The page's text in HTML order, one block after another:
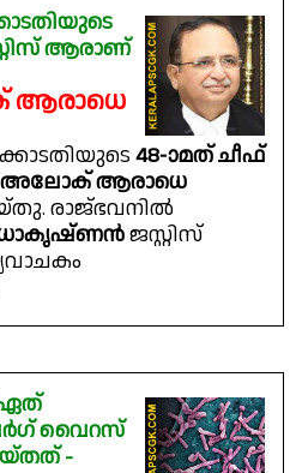
ആരാണ്
ആരാധെ
48-ാമത് ചീഫ്
അലോക് ആരാധെ
രാജ്ഭവനിൽ
ജസ്റ്റിസ്
ഏത്
വൈറസ്
-